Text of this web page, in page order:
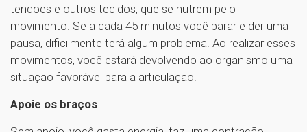
tendões e outros tecidos, que se nutrem pelo
movimento. Se a cada 45 minutos você parar e der uma
pausa, dificilmente terá algum problema. Ao realizar esses
movimentos, você estará devolvendo ao organismo uma
situação favorável para a articulação.
Apoie os braços